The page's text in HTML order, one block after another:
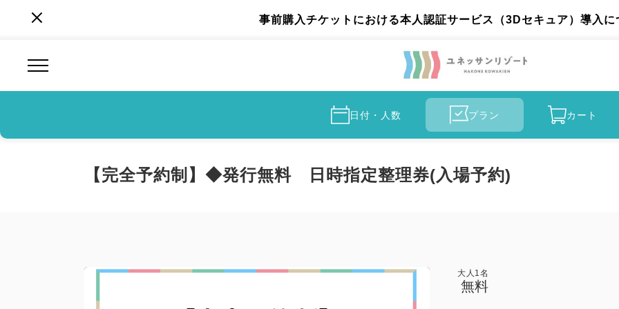
事前購入チケットにおける本人認証サービス（3Dセキュア）導入に
日付・人数 プラン カート
【完全予約制】◆発行無料 日時指定整理券(入場予約)
大人 1名
無料